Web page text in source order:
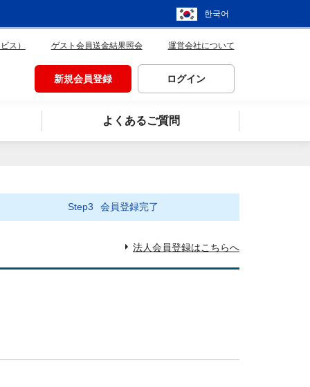
한국어
ス） ゲスト会員送金結果照会 運営会社について
新規会員登録 ログイン
よくあるご質問
Step3 会員登録完了
法人会員登録はこちらへ